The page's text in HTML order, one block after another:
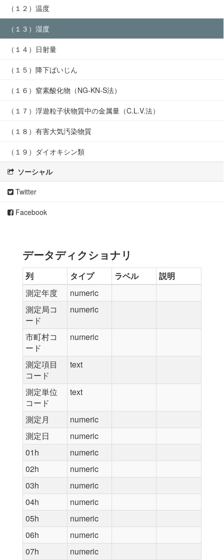
（１２）温度
（１３）湿度
（１４）日射量
（１５）降下ばいじん
（１６）窒素酸化物（NG-KN-S法）
（１７）浮遊粒子状物質中の金属量（C.L.V.法）
（１８）有害大気汚染物質
（１９）ダイオキシン類
ソーシャル
Twitter
Facebook
データディクショナリ
列 タイプ ラベル
説明
測定年度
numeric
測定局コ
ード
numeric
市町村コ
ード
numeric
測定項目
コード
text
測定単位
コード
text
測定月
numeric
測定日
numeric
01h
numeric
02h
numeric
03h
numeric
04h
numeric
05h
numeric
06h
numeric
07h
numeric